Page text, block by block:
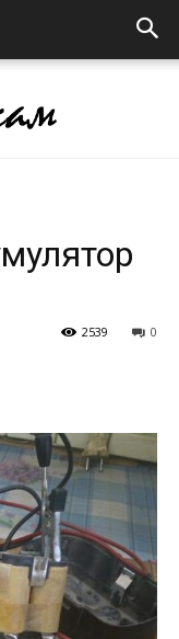
0
2539